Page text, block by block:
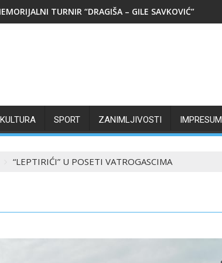
TURNIR “DRAGIŠA – GILE SAVKOVIĆ”
KULTURA SPORT ZANIMLJIVOSTI IMPRESUM
“LEPTIRIĆI” U POSETI VATROGASCIMA